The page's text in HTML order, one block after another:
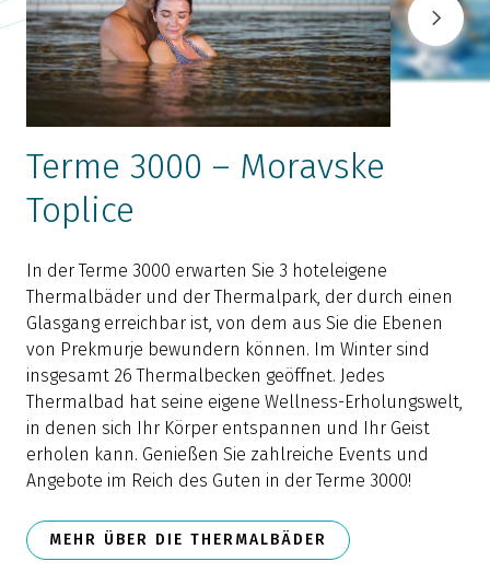
Terme 3000 – Moravske
Toplice
In der Terme 3000 erwarten Sie 3 hoteleigene
Thermalbäder und der Thermalpark, der durch einen
Glasgang erreichbar ist, von dem aus Sie die Ebenen
von Prekmurje bewundern können. Im Winter sind
insgesamt 26 Thermalbecken geöffnet. Jedes
Thermalbad hat seine eigene Wellness-Erholungswelt,
in denen sich Ihr Körper entspannen und Ihr Geist
erholen kann. Genießen Sie zahlreiche Events und
Angebote im Reich des Guten in der Terme 3000!
MEHR ÜBER DIE THERMALBÄDER